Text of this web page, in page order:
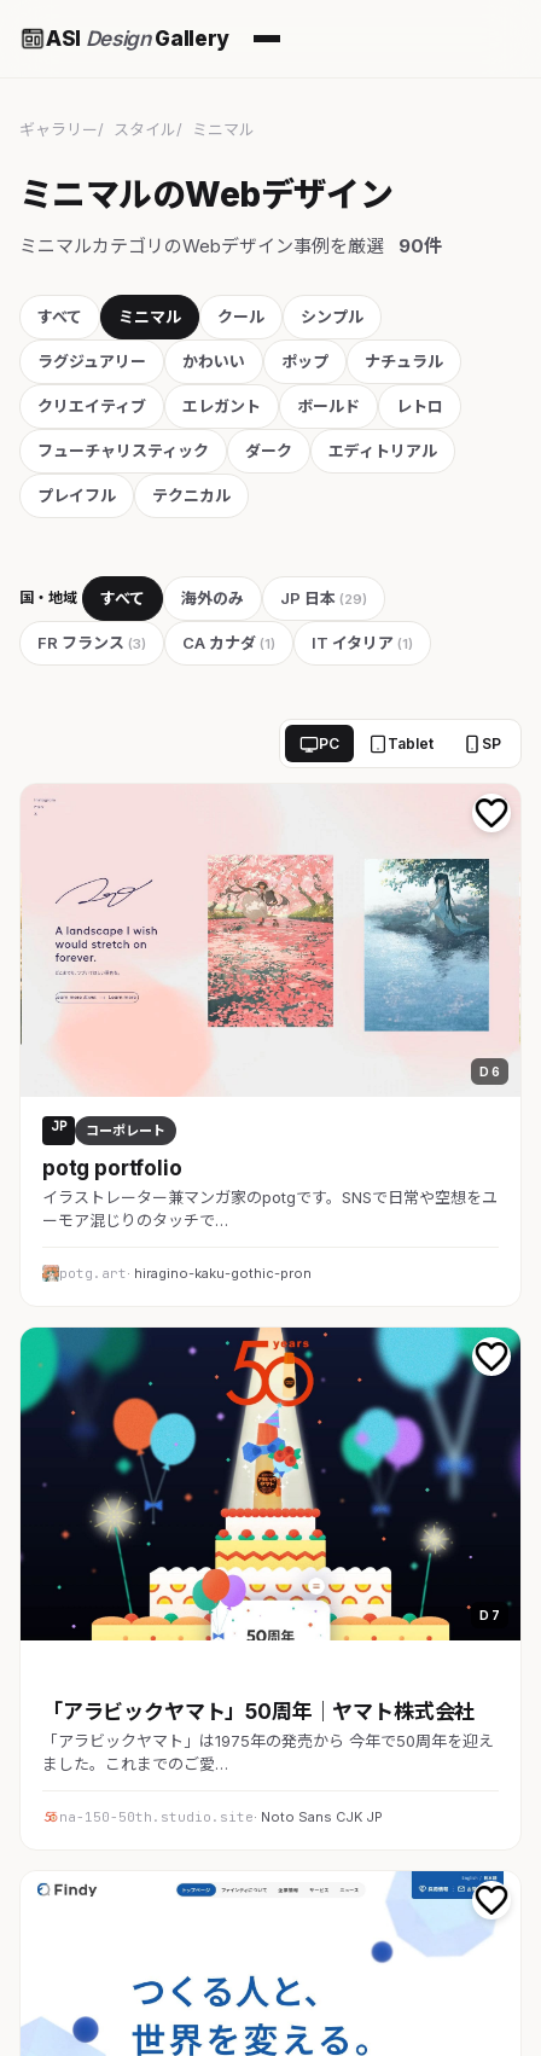
ASI DesignGallery
ギャラリー スタイル ミニマル
ミニマルのWebデザイン
ミニマルカテゴリのWebデザイン事例を厳選 90件
すべて ミニマル クール シンプル
ラグジュアリー かわいい ポップ ナチュラル
クリエイティブ エレガント ボールド レトロ
フューチャリスティック ダーク エディトリアル
プレイフル テクニカル
国・地域 すべて 海外のみ JP 日本 (29)
FR フランス (3) CA カナダ (1) IT イタリア (1)
PC Tablet SP
D 6
JP コーポレート
potg portfolio
イラストレーター兼マンガ家のpotgです。SNSで日常や空想をユ
ーモア混じりのタッチで…
potg.art· hiragino-kaku-gothic-pron
D 7
「アラビックヤマト」50周年｜ヤマト株式会社
「アラビックヤマト」は1975年の発売から 今年で50周年を迎え
ました。これまでのご愛…
na-150-50th.studio.site· Noto Sans CJK JP